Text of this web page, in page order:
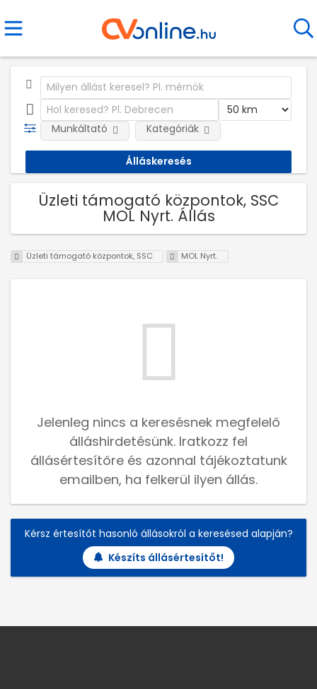
Munkáltató Kategóriák
Üzleti támogató központok, SSC
MOL Nyrt. Állás
Üzleti támogató központok, SSC MOL Nyrt.
Jelenleg nincs a keresésnek megfelelő
álláshirdetésünk. Iratkozz fel
állásértesítőre és azonnal tájékoztatunk
emailben, ha felkerül ilyen állás.
Kérsz értesítőt hasonló állásokról a keresésed alapján?
Készíts állásértesítőt!